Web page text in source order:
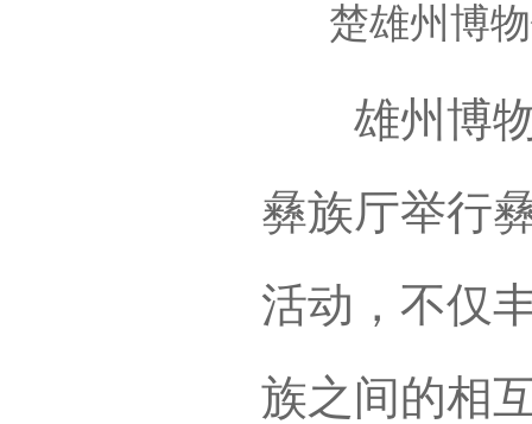
楚雄州博
雄州博物
彝族厅举行
活动，不仅
族之间的相